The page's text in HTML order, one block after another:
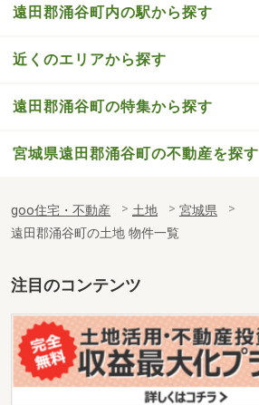
遠田郡涌谷町内の駅から探す
近くのエリアから探す
遠田郡涌谷町の特集から探す
宮城県遠田郡涌谷町の不動産を探す
goo住宅・不動産 土地
宮城県
遠田郡涌谷町の土地 物件一覧
注目のコンテンツ